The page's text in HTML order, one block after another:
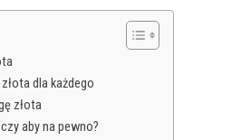
dla każdego
złota
aby na pewno?